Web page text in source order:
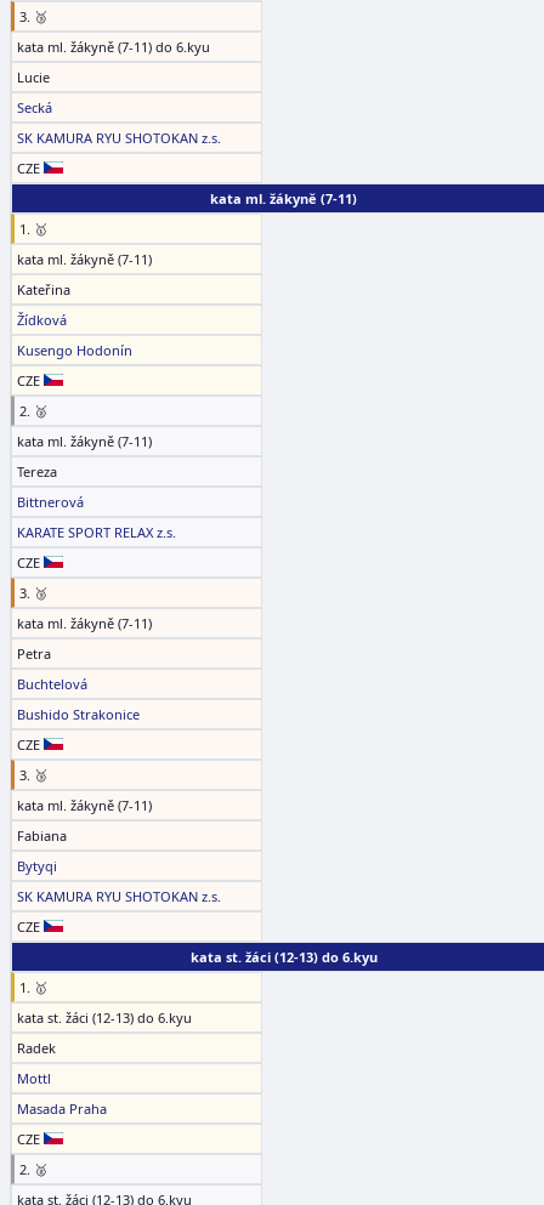
3. 🥉
kata ml. žákyně (7-11) do 6.kyu
Lucie
Secká
SK KAMURA RYU SHOTOKAN z.s.
CZE
kata ml. žákyně (7-11)
1. 🥇
kata ml. žákyně (7-11)
Kateřina
Žídková
Kusengo Hodonín
CZE
2. 🥈
kata ml. žákyně (7-11)
Tereza
Bittnerová
KARATE SPORT RELAX z.s.
CZE
3. 🥉
kata ml. žákyně (7-11)
Petra
Buchtelová
Bushido Strakonice
CZE
3. 🥉
kata ml. žákyně (7-11)
Fabiana
Bytyqi
SK KAMURA RYU SHOTOKAN z.s.
CZE
kata st. žáci (12-13) do 6.kyu
1. 🥇
kata st. žáci (12-13) do 6.kyu
Radek
Mottl
Masada Praha
CZE
2. 🥈
kata st. žáci (12-13) do 6.kyu